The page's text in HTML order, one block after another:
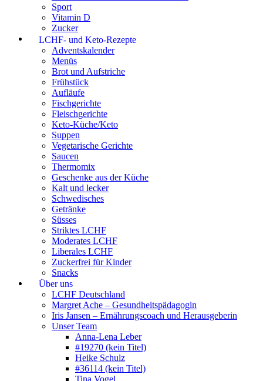
Sport
Vitamin D
Zucker
LCHF- und Keto-Rezepte
Adventskalender
Menüs
Brot und Aufstriche
Frühstück
Aufläufe
Fischgerichte
Fleischgerichte
Keto-Küche/Keto
Suppen
Vegetarische Gerichte
Saucen
Thermomix
Geschenke aus der Küche
Kalt und lecker
Schwedisches
Getränke
Süsses
Striktes LCHF
Moderates LCHF
Liberales LCHF
Zuckerfrei für Kinder
Snacks
Über uns
LCHF Deutschland
Margret Ache – Gesundheitspädagogin
Iris Jansen – Ernährungscoach und Herausgeberin
Unser Team
Anna-Lena Leber
#19270 (kein Titel)
Heike Schulz
#36114 (kein Titel)
Tina Vogel